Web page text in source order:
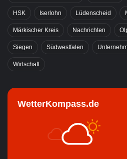
HSK Iserlohn Lüdenscheid
Märkischer Kreis Nachrichten
Siegen Südwestfalen
Wirtschaft
WetterKompass.de